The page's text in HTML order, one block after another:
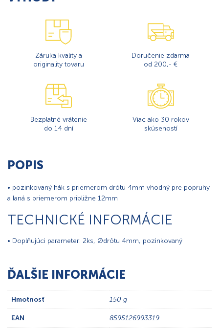
Záruka kvality a
originality tovaru
Doručenie zdarma
od 200,- €
Bezplatné vrátenie
do 14 dní
Viac ako 30 rokov
skúseností
POPIS
• pozinkovaný hák s priemerom drôtu 4mm vhodný pre popruhy
a laná s priemerom približne 12mm
TECHNICKÉ INFORMÁCIE
• Doplňujúci parameter: 2ks, Ødrôtu 4mm, pozinkovaný
ĎALŠIE INFORMÁCIE
Hmotnosť 150 g
EAN 8595126993319